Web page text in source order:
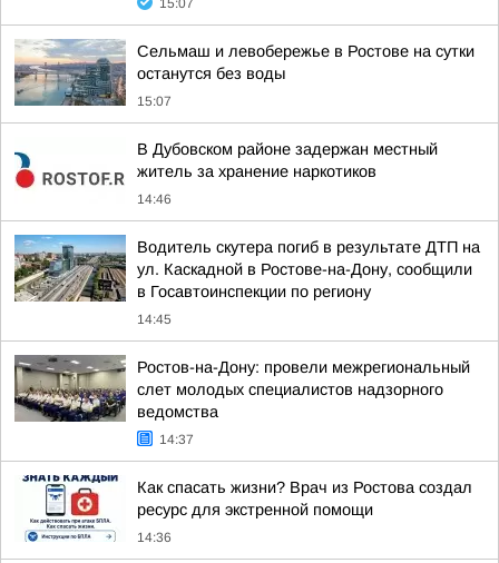
15:07
Сельмаш и левобережье в Ростове на сутки
останутся без воды
15:07
В Дубовском районе задержан местный
житель за хранение наркотиков
14:46
Водитель скутера погиб в результате ДТП на
ул. Каскадной в Ростове-на-Дону, сообщили
в Госавтоинспекции по региону
14:45
Ростов-на-Дону: провели межрегиональный
слет молодых специалистов надзорного
ведомства
14:37
Как спасать жизни? Врач из Ростова создал
ресурс для экстренной помощи
14:36